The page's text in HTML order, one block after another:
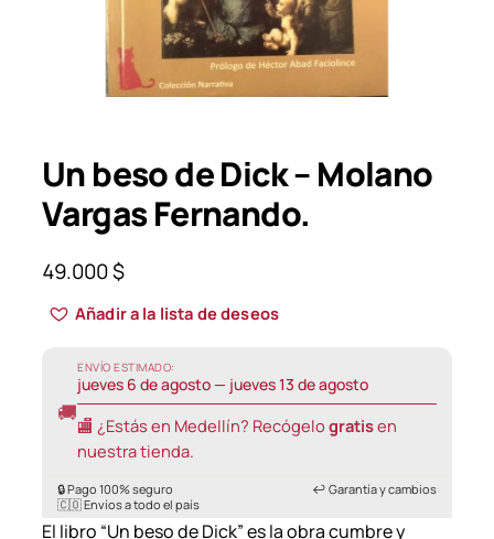
Un beso de Dick – Molano
Vargas Fernando.
49.000$
Añadir a la lista de deseos
🚚
ENVÍO ESTIMADO:
jueves 6 de agosto — jueves 13 de agosto
🏬 ¿Estás en Medellín? Recógelo gratisen
nuestra tienda.
🔒 Pago 100% seguro
↩️ Garantía y cambios
🇨🇴 Envíos a todo el país
El libro “Un beso de Dick” es la obra cumbre y